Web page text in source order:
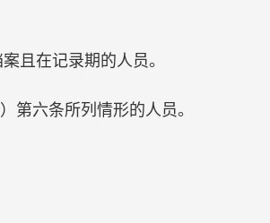
且在记录期的人员。
第六条所列情形的人员。